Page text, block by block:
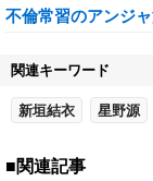
不倫常習のアンジ
関連キーワード
新垣結衣 星野源
■関連記事